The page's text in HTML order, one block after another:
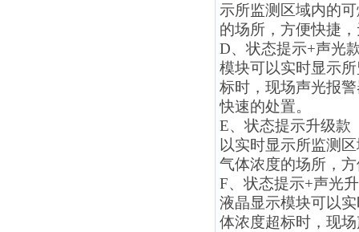
示所监测区域内的
的场所，方便快捷
D、状态提示+声光
模块可以实时显示
标时，现场声光报
快速的处置。
E、状态提示升级款
以实时显示所监测
气体浓度的场所，
F、状态提示+声光
液晶显示模块可以
体浓度超标时，现